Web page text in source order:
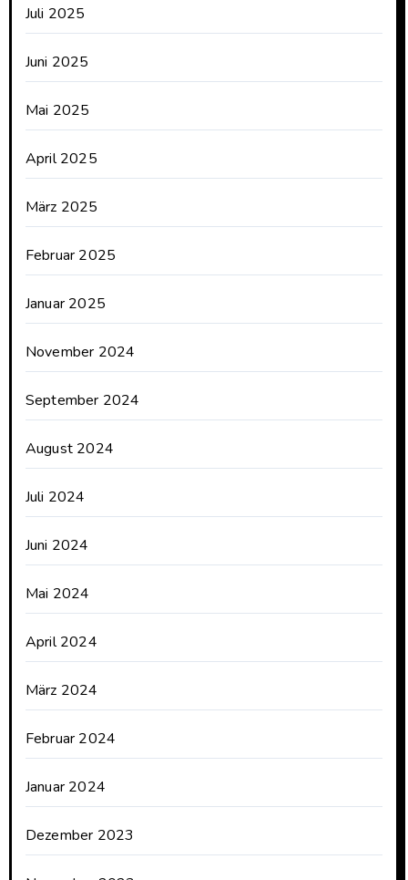
Juli 2025
Juni 2025
Mai 2025
April 2025
März 2025
Februar 2025
Januar 2025
November 2024
September 2024
August 2024
Juli 2024
Juni 2024
Mai 2024
April 2024
März 2024
Februar 2024
Januar 2024
Dezember 2023